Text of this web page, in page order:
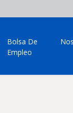
Bolsa De
Empleo